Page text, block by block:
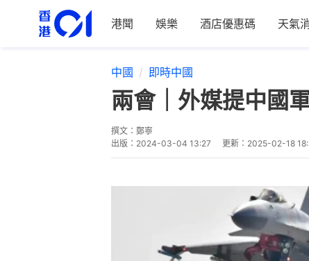
港聞 娛樂 酒店優惠碼 天氣
中國 即時中國
兩會｜外媒提中國
撰文： 鄭寧
出版： 2024-03-04 13:27 更新： 2025-02-18